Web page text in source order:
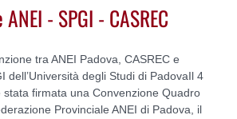
- SPGI - CASREC
tra ANEI Padova, CASREC e
dell’Università degli Studi di PadovaIl 4
stata firmata una Convenzione Quadro
Provinciale ANEI di Padova, il